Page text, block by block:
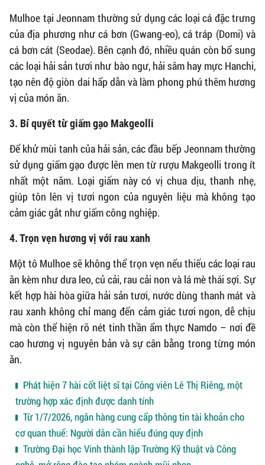
Mulhoe tại Jeonnam thường sử dụng các loại cá đặc trưng
của địa phương như cá bơn (Gwang-eo), cá tráp (Domi) và
cá bơn cát (Seodae). Bên cạnh đó, nhiều quán còn bổ sung
các loại hải sản tươi như bào ngư, hải sâm hay mực Hanchi,
tạo nên độ giòn dai hấp dẫn và làm phong phú thêm hương
vị của món ăn.
3. Bí quyết từ giấm gạo Makgeolli
Để khử mùi tanh của hải sản, các đầu bếp Jeonnam thường
sử dụng giấm gạo được lên men từ rượu Makgeolli trong ít
nhất một năm. Loại giấm này có vị chua dịu, thanh nhẹ,
giúp tôn lên vị tươi ngon của nguyên liệu mà không tạo
cảm giác gắt như giấm công nghiệp.
4. Trọn vẹn hương vị với rau xanh
Một tô Mulhoe sẽ không thể trọn vẹn nếu thiếu các loại rau
ăn kèm như dưa leo, củ cải, rau cải non và lá mè thái sợi. Sự
kết hợp hài hòa giữa hải sản tươi, nước dùng thanh mát và
rau xanh không chỉ mang đến cảm giác tươi ngon, dễ chịu
mà còn thể hiện rõ nét tinh thần ẩm thực Namdo – nơi đề
cao hương vị nguyên bản và sự cân bằng trong từng món
ăn.
Phát hiện 7 hài cốt liệt sĩ tại Công viên Lê Thị Riêng, một
trường hợp xác định được danh tính
Từ 1/7/2026, ngân hàng cung cấp thông tin tài khoản cho
cơ quan thuế: Người dân cần hiểu đúng quy định
Trường Đại học Vinh thành lập Trường Kỹ thuật và Công